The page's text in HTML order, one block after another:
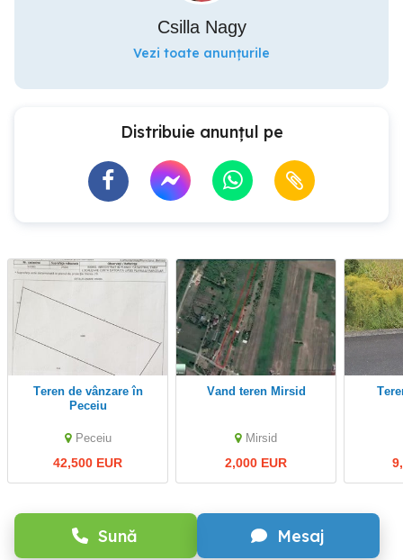
Sună Mesaj
Csilla Nagy
Vezi toate anunțurile
Distribuie anunțul pe
Teren de vânzare în
Peceiu
Peceiu
42,500 EUR
Vand teren Mirsid
Mirsid
2,000 EUR